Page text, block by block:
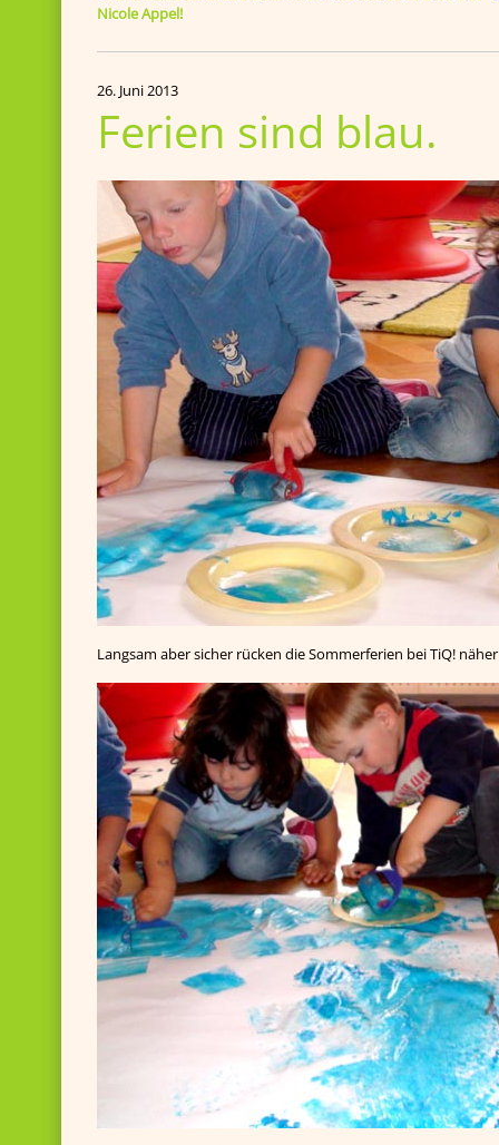
Nicole Appel!
26. Juni 2013
Ferien sind blau.
Langsam aber sicher rücken die Sommerferien bei TiQ!